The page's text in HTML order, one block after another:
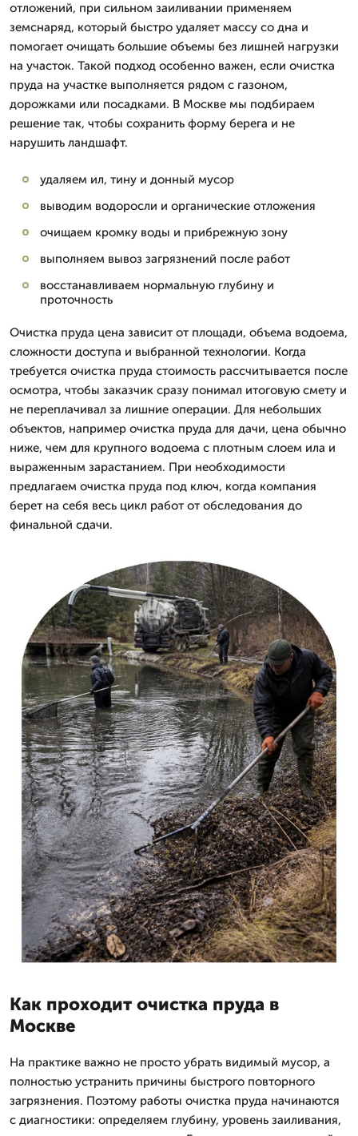
отложений, при сильном заиливании применяем
земснаряд, который быстро удаляет массу со дна и
помогает очищать большие объемы без лишней нагрузки
на участок. Такой подход особенно важен, если очистка
пруда на участке выполняется рядом с газоном,
дорожками или посадками. В Москве мы подбираем
решение так, чтобы сохранить форму берега и не
нарушить ландшафт.
удаляем ил, тину и донный мусор
выводим водоросли и органические отложения
очищаем кромку воды и прибрежную зону
выполняем вывоз загрязнений после работ
восстанавливаем нормальную глубину и
проточность
Очистка пруда цена зависит от площади, объема водоема,
сложности доступа и выбранной технологии. Когда
требуется очистка пруда стоимость рассчитывается после
осмотра, чтобы заказчик сразу понимал итоговую смету и
не переплачивал за лишние операции. Для небольших
объектов, например очистка пруда для дачи, цена обычно
ниже, чем для крупного водоема с плотным слоем ила и
выраженным зарастанием. При необходимости
предлагаем очистка пруда под ключ, когда компания
берет на себя весь цикл работ от обследования до
финальной сдачи.
Как проходит очистка пруда в
Москве
На практике важно не просто убрать видимый мусор, а
полностью устранить причины быстрого повторного
загрязнения. Поэтому работы очистка пруда начинаются
с диагностики: определяем глубину, уровень заиливания,